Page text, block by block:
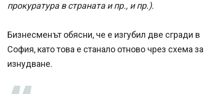
прокуратура в страната и пр., и пр.).
Бизнесменът обясни, че е изгубил две сгради в
София, като това е станало отново чрез схема за
изнудване.